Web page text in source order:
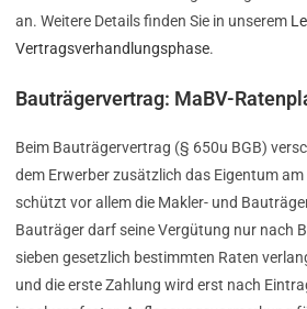
an. Weitere Details finden Sie in unserem
Vertragsverhandlungsphase.
Bauträgervertrag: MaBV-
Beim Bauträgervertrag (§ 650u BGB)
dem Erwerber zusätzlich das Eigentum
schützt vor allem die Makler- und
Bauträger darf seine Vergütung nur nach
sieben gesetzlich bestimmten Raten
und die erste Zahlung wird erst nach